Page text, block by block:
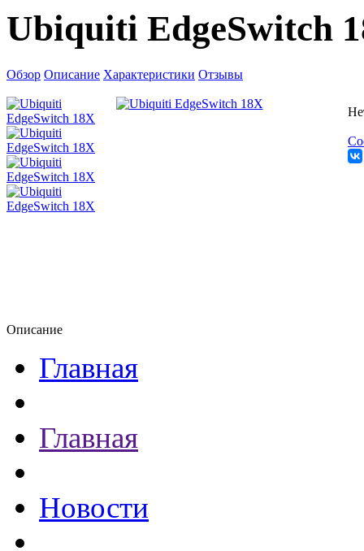
Ubiquiti EdgeSwitch
Обзор Описание Характеристики Отзывы
Описание
Главная
Главная
Новости